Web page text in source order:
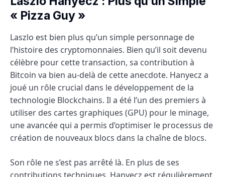
« Pizza Guy »
Laszlo est bien plus qu’un simple personnage de
l’histoire des cryptomonnaies. Bien qu’il soit devenu
célèbre pour cette transaction, sa contribution à
Bitcoin va bien au-delà de cette anecdote. Hanyecz a
joué un rôle crucial dans le développement de la
technologie Blockchains. Il a été l’un des premiers à
utiliser des cartes graphiques (GPU) pour le minage,
une avancée qui a permis d’optimiser le processus de
création de nouveaux blocs dans la chaîne de blocs.
Son rôle ne s’est pas arrêté là. En plus de ses